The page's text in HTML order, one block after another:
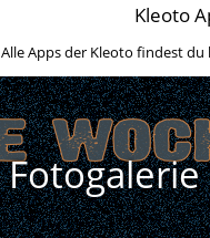
Kleoto
Alle Apps der Kleoto findest du